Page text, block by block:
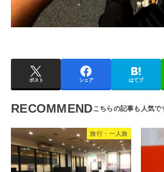
ポスト シェア はてブ
RECOMMEND
旅行・一人旅